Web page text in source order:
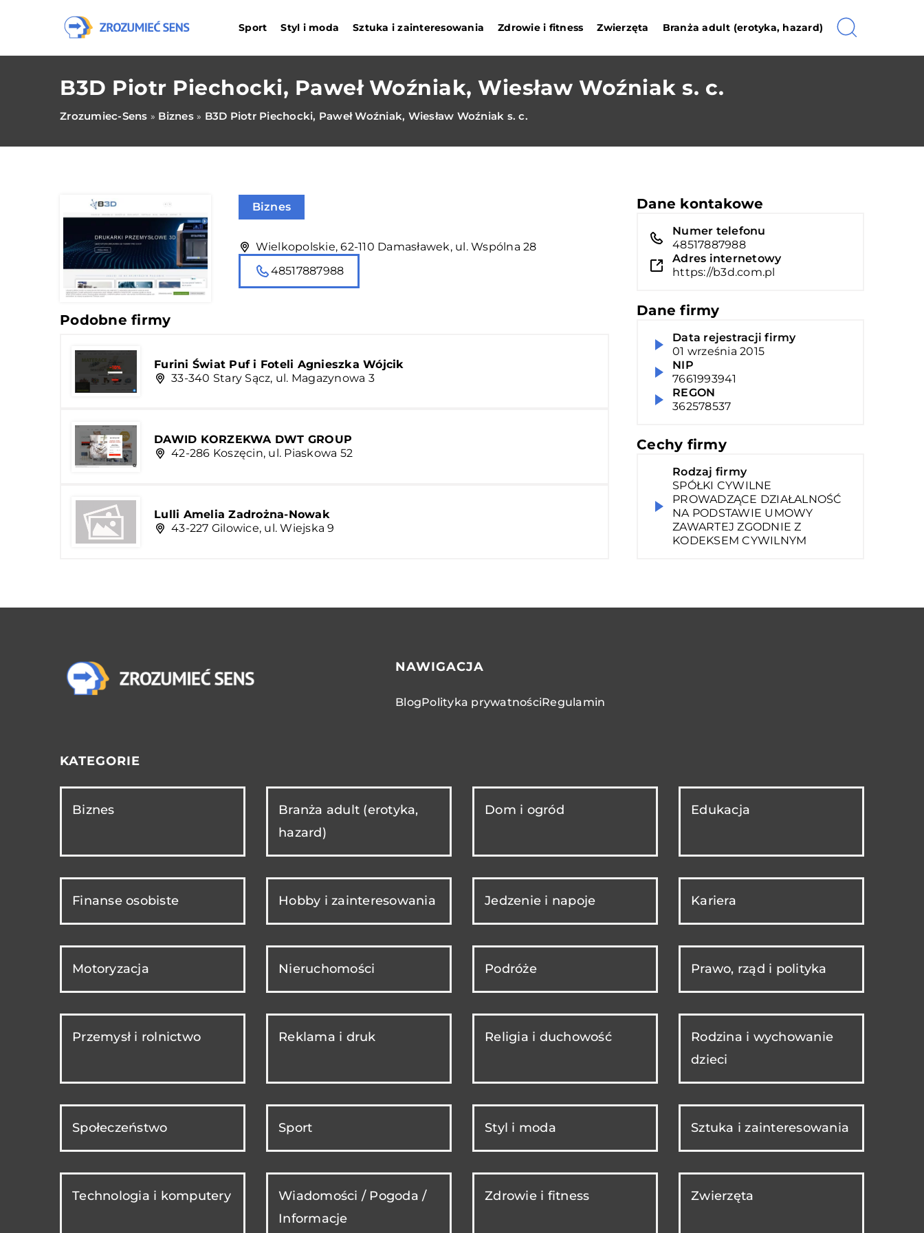
Sport Styl i moda Sztuka i zainteresowania Zdrowie i fitness Zwierzęta Branża adult (erotyka, hazard)
B3D Piotr Piechocki, Paweł Woźniak, Wiesław Woźniak s. c.
Zrozumiec-Sens » Biznes» B3D Piotr Piechocki, Paweł Woźniak, Wiesław Woźniak s. c.
Biznes
Wielkopolskie, 62-110 Damasławek, ul. Wspólna 28
48517887988
Podobne firmy
Furini Świat Puf i Foteli Agnieszka Wójcik
33-340 Stary Sącz, ul. Magazynowa 3
DAWID KORZEKWA DWT GROUP
42-286 Koszęcin, ul. Piaskowa 52
Lulli Amelia Zadrożna-Nowak
43-227 Gilowice, ul. Wiejska 9
Dane kontakowe
Numer telefonu
48517887988
Adres internetowy
https://b3d.com.pl
Dane firmy
Data rejestracji firmy
01 września 2015
NIP
7661993941
REGON
362578537
Cechy firmy
Rodzaj firmy
SPÓŁKI CYWILNE
PROWADZĄCE DZIAŁALNOŚĆ
NA PODSTAWIE UMOWY
ZAWARTEJ ZGODNIE Z
KODEKSEM CYWILNYM
NAWIGACJA
BlogPolityka prywatnościRegulamin
KATEGORIE
Biznes
Branża adult (erotyka,
hazard)
Dom i ogród Edukacja
Finanse osobiste Hobby i zainteresowania Jedzenie i napoje Kariera
Motoryzacja Nieruchomości Podróże Prawo, rząd i polityka
Przemysł i rolnictwo Reklama i druk Religia i duchowość
Rodzina i wychowanie
dzieci
Społeczeństwo Sport Styl i moda Sztuka i zainteresowania
Technologia i komputery
Wiadomości / Pogoda /
Informacje
Zdrowie i fitness Zwierzęta